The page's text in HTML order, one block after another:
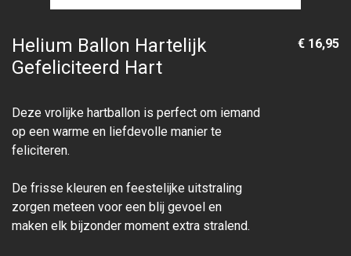
Helium Ballon Hartelijk
Gefeliciteerd Hart
Deze vrolijke hartballon is perfect om iemand
op een warme en liefdevolle manier te
feliciteren.
De frisse kleuren en feestelijke uitstraling
zorgen meteen voor een blij gevoel en
maken elk bijzonder moment extra stralend.
€ 16,95